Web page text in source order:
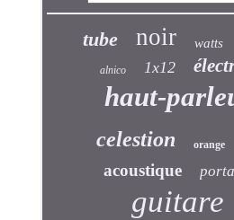
tube noir watts
alnico 1x12
haut-
celestion orange
acoustique
guitare